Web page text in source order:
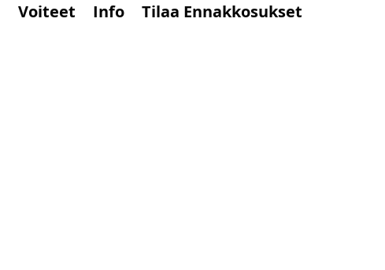
Voiteet Info Tilaa Ennakkosukset